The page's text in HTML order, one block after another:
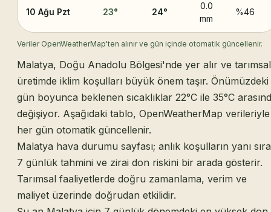
10 Ağu Pzt 23° 24°
0.0
mm
%46
Veriler OpenWeatherMap'ten alınır ve gün içinde otomatik güncellenir.
Malatya, Doğu Anadolu Bölgesi'nde yer alır ve tarımsal
üretimde iklim koşulları büyük önem taşır.
gün boyunca beklenen sıcaklıklar 22°C ile 35°C
değişiyor. Aşağıdaki tablo, OpenWeatherMap verileriyle
her gün otomatik güncellenir.
Malatya hava durumu sayfası; anlık koşulların yanı sıra
7 günlük tahmini ve zirai don riskini bir arada gösterir.
Tarımsal faaliyetlerde doğru zamanlama, verim ve
maliyet üzerinde doğrudan etkilidir.